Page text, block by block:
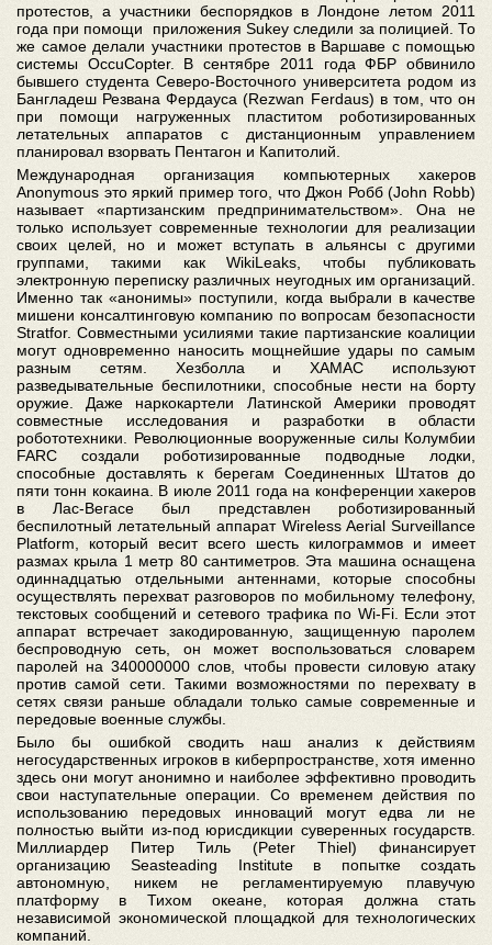
протестов, а участники беспорядков в Лондоне летом 2011
года при помощи приложения Sukey следили за полицией. То
же самое делали участники протестов в Варшаве с помощью
системы OccuCopter. В сентябре 2011 года ФБР обвинило
бывшего студента Северо-Восточного университета родом из
Бангладеш Резвана Фердауса (Rezwan Ferdaus) в том, что он
при помощи нагруженных пластитом роботизированных
летательных аппаратов с дистанционным управлением
планировал взорвать Пентагон и Капитолий.
Международная организация компьютерных хакеров
Anonymous это яркий пример того, что Джон Робб (John Robb)
называет «партизанским предпринимательством». Она не
только использует современные технологии для реализации
своих целей, но и может вступать в альянсы с другими
группами, такими как WikiLeaks, чтобы публиковать
электронную переписку различных неугодных им организаций.
Именно так «анонимы» поступили, когда выбрали в качестве
мишени консалтинговую компанию по вопросам безопасности
Stratfor. Совместными усилиями такие партизанские коалиции
могут одновременно наносить мощнейшие удары по самым
разным сетям. Хезболла и ХАМАС используют
разведывательные беспилотники, способные нести на борту
оружие. Даже наркокартели Латинской Америки проводят
совместные исследования и разработки в области
робототехники. Революционные вооруженные силы Колумбии
FARC создали роботизированные подводные лодки,
способные доставлять к берегам Соединенных Штатов до
пяти тонн кокаина. В июле 2011 года на конференции хакеров
в Лас-Вегасе был представлен роботизированный
беспилотный летательный аппарат Wireless Aerial Surveillance
Platform, который весит всего шесть килограммов и имеет
размах крыла 1 метр 80 сантиметров. Эта машина оснащена
одиннадцатью отдельными антеннами, которые способны
осуществлять перехват разговоров по мобильному телефону,
текстовых сообщений и сетевого трафика по Wi-Fi. Если этот
аппарат встречает закодированную, защищенную паролем
беспроводную сеть, он может воспользоваться словарем
паролей на 340000000 слов, чтобы провести силовую атаку
против самой сети. Такими возможностями по перехвату в
сетях связи раньше обладали только самые современные и
передовые военные службы.
Было бы ошибкой сводить наш анализ к действиям
негосударственных игроков в киберпространстве, хотя именно
здесь они могут анонимно и наиболее эффективно проводить
свои наступательные операции. Со временем действия по
использованию передовых инноваций могут едва ли не
полностью выйти из-под юрисдикции суверенных государств.
Миллиардер Питер Тиль (Peter Thiel) финансирует
организацию Seasteading Institute в попытке создать
автономную, никем не регламентируемую плавучую
платформу в Тихом океане, которая должна стать
независимой экономической площадкой для технологических
компаний.